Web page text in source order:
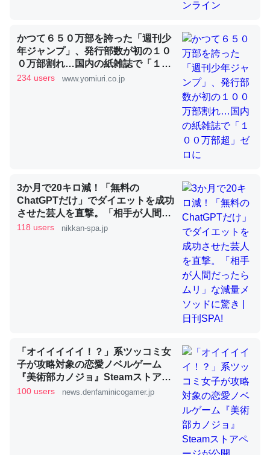
これを元に考えるとカルシウムを大量に使う脊椎動物と貝
類は苦労してるんだな…。腹足類だと殻を無くしてナメク
─ニュース :: 【研究発表】昆虫学の大問題＝「昆虫はなぜ海にいな
ウチもEchoを実家に置いて４年。でたまに覗いてる。ぼ
ちぼちRingも置こうかと画策中。あと、Googleマップで
位置情報を共有してる。電池残量や充電中かが分かるので
─たまにLINEするくらいだった遠方の父67歳と僕。ITツール導入で
コミュニケーションが劇的に変化した｜tayorini by LIFULL介護
ちょうど同じ理由でEcho Show 8を設定中でした。Prime
とかSpotifyを支払う孝行もできる。一生で親と会える残
り時間を日数にすると1週間とかの人が多いそうだけど、
それを実質100倍以上に伸ばす効果があるはず……
─たまにLINEするくらいだった遠方の父67歳と僕。ITツール導入で
コミュニケーションが劇的に変化した｜tayorini by LIFULL介護
かつて６５０万部を誇った「週刊少
年ジャンプ」、発行部数が初の１０
０万部割れ…国内の紙雑誌で「１０
０万部超」ゼロに
234 users www.yomiuri.co.jp
3か月で20キロ減！「無料の
ChatGPTだけ」でダイエットを成功
させた芸人を直撃。「相手が人間だ
ったらムリ」な減量メソッドに驚き
118 users nikkan-spa.jp
「オイイイイイ！？」系ツッコミ女
子が攻略対象の恋愛ノベルゲーム
『美術部カノジョ』Steamストアペ
ージが公開。「お前らーそろそろ自
100 users news.denfaminicogamer.jp